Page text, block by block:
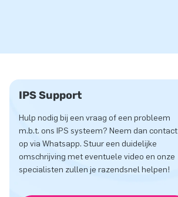
IPS Support
Hulp nodig bij een vraag of een probleem
m.b.t. ons IPS systeem? Neem dan contact
op via Whatsapp. Stuur een duidelijke
omschrijving met eventuele video en onze
specialisten zullen je razendsnel helpen!